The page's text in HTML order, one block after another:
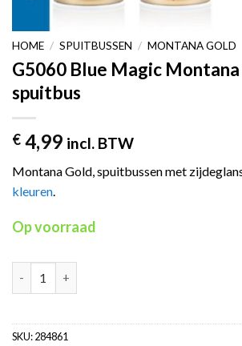
HOME / SPUITBUSSEN / MONTANA GOLD
G5060 Blue Magic
spuitbus
€ 4,99 incl. BTW
Montana Gold, spuitbussen met
kleuren
Op voorraad
SKU:284861